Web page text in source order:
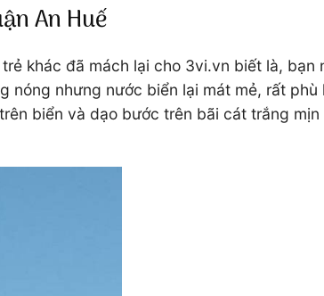
An Huế
khác đã mách lại cho 3vi.vn biết là,
nhưng nước biển lại mát mẻ, rất
biển và dạo bước trên bãi cát trắng